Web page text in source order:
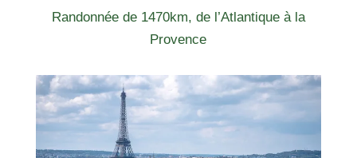
Randonnée de 1470km, de l’Atlantique à la
Provence